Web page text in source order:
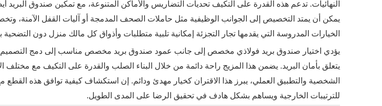
النهائيات. تدعم هذه القدرة على التكيف تحديات التضاريس والأماكن المتنوعة، مع تمكين صندوق البريد
يمكن أن يمتد التخصيص إلى الجوانب الوظيفية مثل حاملات الصحف المدمجة أو آليات القفل الآمنة،
الخيارات المدروسة التي يقدمها تجار التجزئة إمكانية تلبية متطلبات وأذواق كل مالك منزل دون التضحية
يؤدي اختيار صندوق بريد فولاذي مخصص إلى جانب عمود صندوق بريد مخصص مناسب إلى دمج التصميم
يتعلق بأمان البريد. يضمن هذا المزيج راحة دائمة من خلال البناء الصلب والقدرة على التكيف مع مختلف
الشخصية والتطبيق العملي، يبرز هذا الاقتران كخيار مهدئ ودائم. إن استكشاف كيفية توافق هذه
للترتيبات الخارجية ويساهم بشكل هادف في تحقيق الرضا على المدى الطويل.